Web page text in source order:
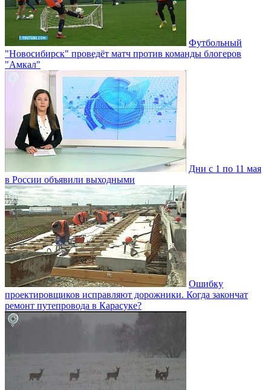
Футбольный
"Новосибирск" проведёт матч против команды блогеров
"Амкал"
Дни с 1 по 11 мая
в России объявили выходными
Ошибку
проектировщиков исправляют дорожники. Когда закончат
ремонт путепровода в Карасуке?